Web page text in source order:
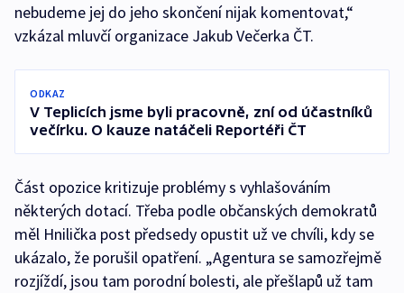
nebudeme jej do jeho skončení nijak komentovat,“
vzkázal mluvčí organizace Jakub Večerka ČT.
ODKAZ
V Teplicích jsme byli pracovně, zní od účastníků
večírku. O kauze natáčeli Reportéři ČT
Část opozice kritizuje problémy s vyhlašováním
některých dotací. Třeba podle občanských demokratů
měl Hnilička post předsedy opustit už ve chvíli, kdy se
ukázalo, že porušil opatření. „Agentura se samozřejmě
rozjíždí, jsou tam porodní bolesti, ale přešlapů už tam